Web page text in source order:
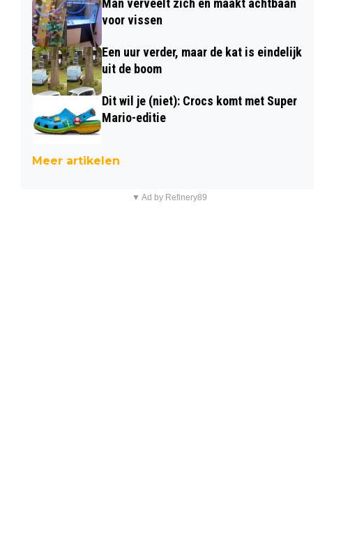
Man verveelt zich en maakt achtbaan
voor vissen
Een uur verder, maar de kat is eindelijk
uit de boom
Dit wil je (niet): Crocs komt met Super
Mario-editie
Meer artikelen
▼ Ad by Refinery89